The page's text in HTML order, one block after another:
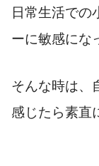
日常生活での
ーに敏感にな
そんな時は、
感じたら素直